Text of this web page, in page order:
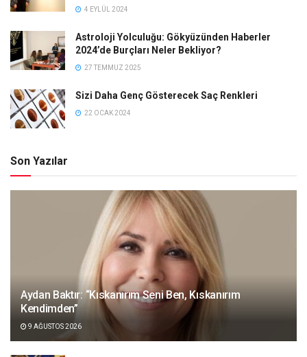
4 EYLÜL 2024
Astroloji Yolculuğu: Gökyüzünden Haberler
2024’de Burçları Neler Bekliyor?
27 TEMMUZ 2025
Sizi Daha Genç Gösterecek Saç Renkleri
22 OCAK 2024
Son Yazılar
Aydan Baktır: “Kıskanırım Seni Ben, Kıskanırım
Kendimden”
9 AĞUSTOS 2026